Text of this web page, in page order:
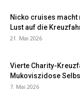
Nicko cruises macht
Lust auf die
21. Mai 2026
Vierte Charity-
Mukoviszidose
7. Mai 2026